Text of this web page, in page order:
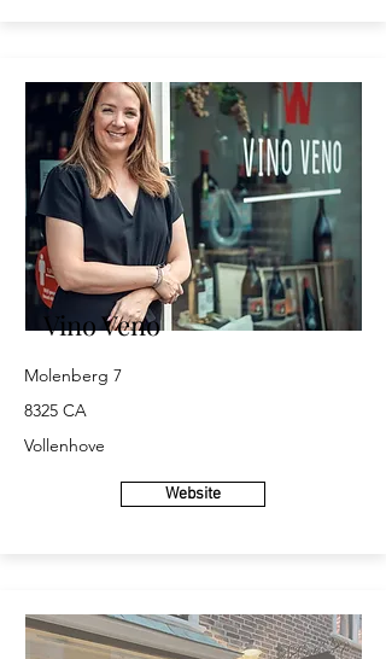
Vino Veno
Molenberg 7
8325 CA
Vollenhove
Website